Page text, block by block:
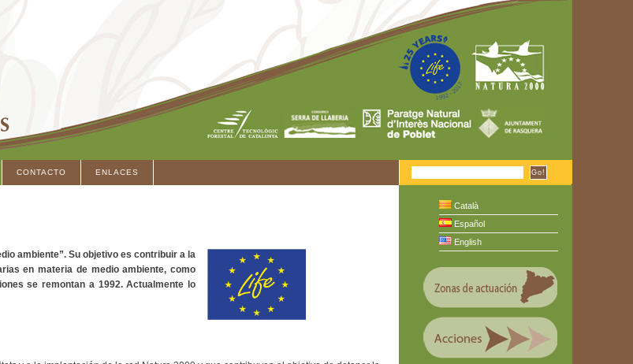
CONTACTO ENLACES
ambiente”. Su objetivo es contribuir a la
en materia de medio ambiente, como
se remontan a 1992. Actualmente lo
Català
Español
English